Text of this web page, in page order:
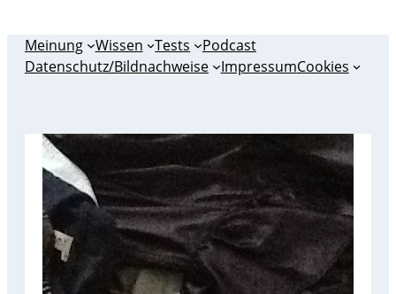
Meinung Wissen Tests
Podcast
Datenschutz/Bildnachweise
ImpressumCookies